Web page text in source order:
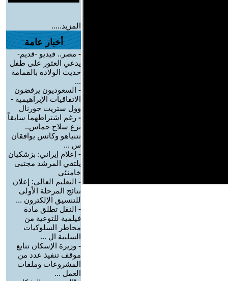
المزيد.....
أخبار عامة
- مصر.. فيديو -قديم-
يدعي العثور على طفل
حديث الولادة بالقمامة
...
- السعوديون يرفضون
الاتفاقيات الإبراهيمية -
وول ستريت جورنال
- رغم اشتراطهما سابقاً
نزع سلاح حماس..
نتنياهو وكاتس يوافقان
س ...
- إعلام إيراني: بزشكيان
يلتقي المرشد مجتبى
خامنئي
- التعليم العالي: إعلان
نتائج المرحلة الأولى
للتنسيق الإلكترون ...
- النقل تطلق مادة
فيلمية للتوعية من
مخاطر السلوكيات
السلبية ال ...
- وزيرة الإسكان تتابع
موقف تنفيذ عدد من
المشروعات وملفات
العمل ...